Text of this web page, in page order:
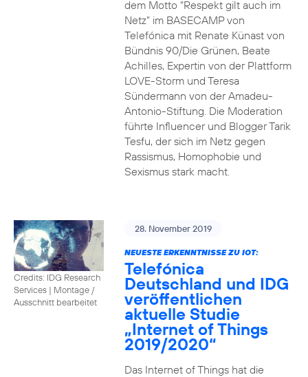
dem Motto “Respekt gilt auch im
Netz” im BASECAMP von
Telefónica mit Renate Künast von
Bündnis 90/Die Grünen, Beate
Achilles, Expertin von der Plattform
LOVE-Storm und Teresa
Sündermann von der Amadeu-
Antonio-Stiftung. Die Moderation
führte Influencer und Blogger Tarik
Tesfu, der sich im Netz gegen
Rassismus, Homophobie und
Sexismus stark macht.
Credits: IDG Research
Services | Montage /
Ausschnitt bearbeitet
28. November 2019
NEUESTE ERKENNTNISSE ZU IOT:
Telefónica
Deutschland und IDG
veröffentlichen
aktuelle Studie
„Internet of Things
2019/2020“
Das Internet of Things hat die